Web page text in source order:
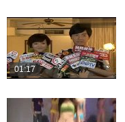
01:17